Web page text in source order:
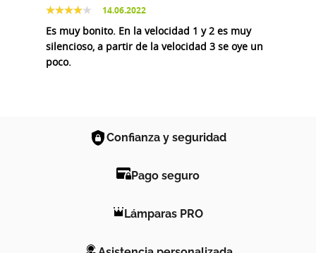
14.06.2022
Es muy bonito. En la velocidad 1 y 2 es muy
silencioso, a partir de la velocidad 3 se oye un
poco.
Confianza y seguridad
Pago seguro
Lámparas PRO